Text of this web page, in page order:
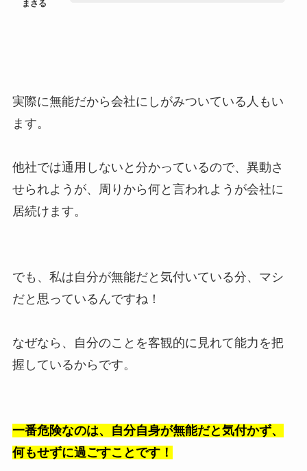
実際に無能だから会社にしがみついている人もい
ます。
他社では通用しないと分かっているので、異動さ
せられようが、周りから何と言われようが会社に
居続けます。
でも、私は自分が無能だと気付いている分、マシ
だと思っているんですね！
なぜなら、自分のことを客観的に見れて能力を把
握しているからです。
一番危険なのは、自分自身が無能だと気付かず、
何もせずに過ごすことです！